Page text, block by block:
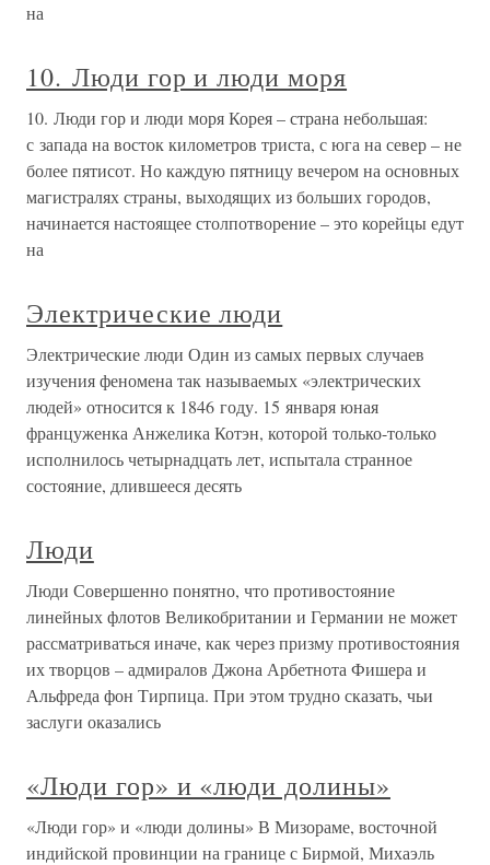
на
10. Люди гор и люди моря
10. Люди гор и люди моря Корея – страна небольшая:
с запада на восток километров триста, с юга на север – не
более пятисот. Но каждую пятницу вечером на основных
магистралях страны, выходящих из больших городов,
начинается настоящее столпотворение – это корейцы едут
на
Электрические люди
Электрические люди Один из самых первых случаев
изучения феномена так называемых «электрических
людей» относится к 1846 году. 15 января юная
француженка Анжелика Котэн, которой только-только
исполнилось четырнадцать лет, испытала странное
состояние, длившееся десять
Люди
Люди Совершенно понятно, что противостояние
линейных флотов Великобритании и Германии не может
рассматриваться иначе, как через призму противостояния
их творцов – адмиралов Джона Арбетнота Фишера и
Альфреда фон Тирпица. При этом трудно сказать, чьи
заслуги оказались
«Люди гор» и «люди долины»
«Люди гор» и «люди долины» В Мизораме, восточной
индийской провинции на границе с Бирмой, Михаэль